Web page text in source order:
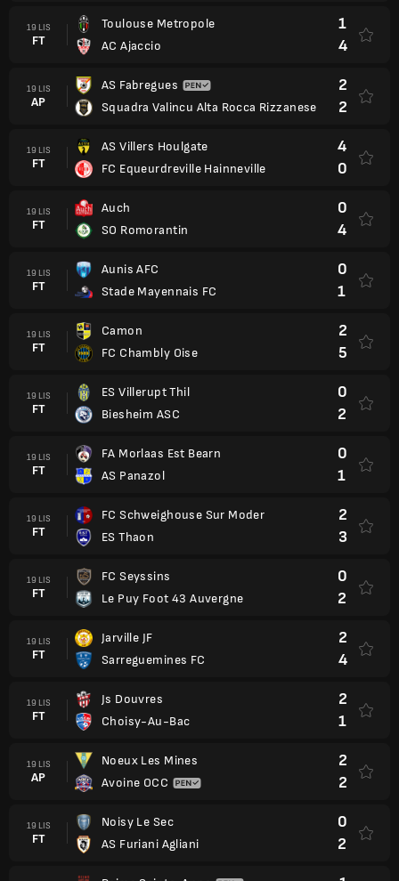
19 LIS
FT
Toulouse Metropole
AC Ajaccio
1
4
19 LIS
AP
AS Fabregues
Squadra Valincu Alta Rocca Rizzanese
2
2
19 LIS
FT
AS Villers Houlgate
FC Equeurdreville Hainneville
4
0
19 LIS
FT
Auch
SO Romorantin
0
4
19 LIS
FT
Aunis AFC
Stade Mayennais FC
0
1
19 LIS
FT
Camon
FC Chambly Oise
2
5
19 LIS
FT
ES Villerupt Thil
Biesheim ASC
0
2
19 LIS
FT
FA Morlaas Est Bearn
AS Panazol
0
1
19 LIS
FT
FC Schweighouse Sur Moder
ES Thaon
2
3
19 LIS
FT
FC Seyssins
Le Puy Foot 43 Auvergne
0
2
19 LIS
FT
Jarville JF
Sarreguemines FC
2
4
19 LIS
FT
Js Douvres
Choisy-Au-Bac
2
1
19 LIS
AP
Noeux Les Mines
Avoine OCC
2
2
19 LIS
FT
Noisy Le Sec
AS Furiani Agliani
0
2